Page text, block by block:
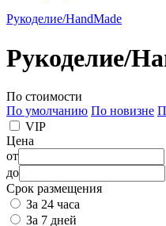
Рукоделие/HandMade
Рукоделие/
По стоимости
По умолчанию По новизне
VIP
Цена
от
до
Срок размещения
За 24 часа
За 7 дней